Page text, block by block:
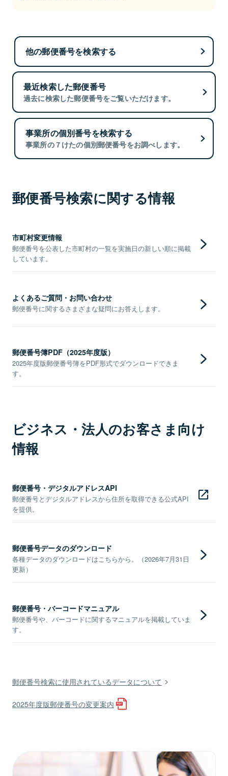
他の郵便番号を検索する
最近検索した郵便番号
過去に検索した郵便番号をご覧いただけます。
事業所の個別番号を検索する
事業所の７けたの個別郵便番号をお調べします。
郵便番号検索に関する情報
市町村変更情報
郵便番号を公表した市町村の一覧を実施日の新しい順に掲載
しています。
よくあるご質問・お問い合わせ
郵便番号に関するさまざまな疑問にお答えします。
郵便番号簿PDF（2025年度版）
2025年度版郵便番号簿をPDF形式でダウンロードできま
す。
ビジネス・法人のお客さま向け
情報
郵便番号・デジタルアドレスAPI
郵便番号とデジタルアドレスから住所を取得できる公式API
を提供。
郵便番号データのダウンロード
各種データのダウンロードはこちらから。（2026年7月31日
更新）
郵便番号・バーコードマニュアル
郵便番号や、バーコードに関するマニュアルを掲載していま
す。
郵便番号検索に使用されているデータについて
2025年度版郵便番号の変更案内